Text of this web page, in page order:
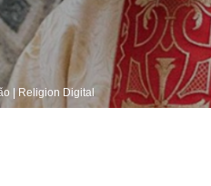
| Religion Digital